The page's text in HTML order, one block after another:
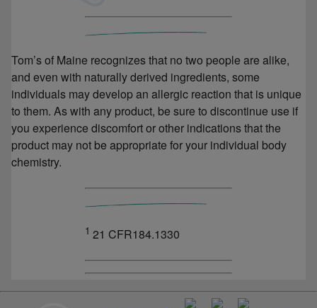
Tom’s of Maine recognizes that no two people are alike,
and even with naturally derived ingredients, some
individuals may develop an allergic reaction that is unique
to them. As with any product, be sure to discontinue use if
you experience discomfort or other indications that the
product may not be appropriate for your individual body
chemistry.
1 21 CFR184.1330